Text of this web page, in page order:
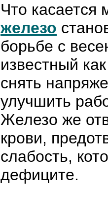
Что
железо
борьбе с
известный
снять
улучшить
Железо же
крови,
слабость,
дефиците.